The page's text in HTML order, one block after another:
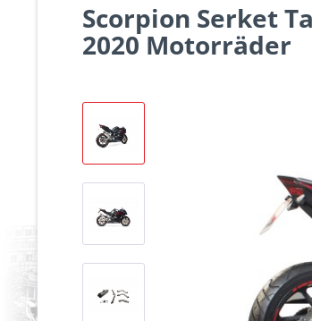
Scorpion Serket
2020 Motorräder